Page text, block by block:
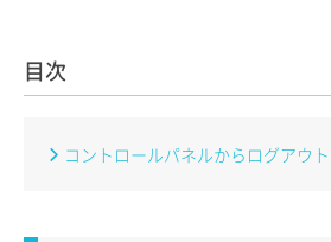
目次
コントロールパネルからログアウ